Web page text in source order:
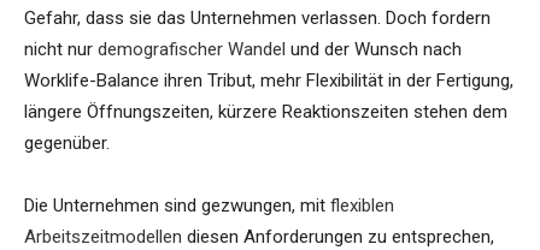
Gefahr, dass sie das Unternehmen verlassen. Doch fordern
nicht nur demografischer Wandel und der Wunsch nach
Worklife-Balance ihren Tribut, mehr Flexibilität in der Fertigung,
längere Öffnungszeiten, kürzere Reaktionszeiten stehen dem
gegenüber.
Die Unternehmen sind gezwungen, mit flexiblen
Arbeitszeitmodellen diesen Anforderungen zu entsprechen,